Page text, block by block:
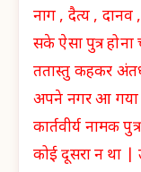
नाग , दैत्य ,
सके ऐसा पुत्र
ततास्तु कहकर
अपने नगर आ गया
कार्तवीर्य नामक
कोई दूसरा न था |